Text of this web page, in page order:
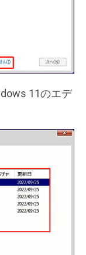
11のエデ